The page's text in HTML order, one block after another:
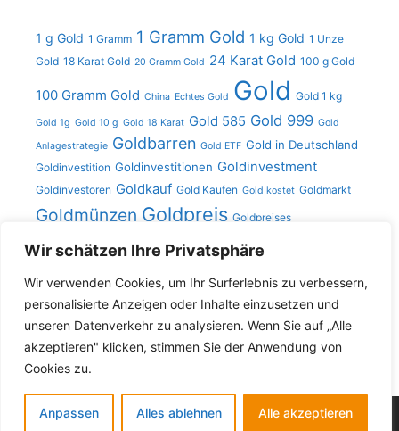
Wir schätzen Ihre Privatsphäre
Wir verwenden Cookies, um Ihr Surferlebnis zu verbessern,
personalisierte Anzeigen oder Inhalte einzusetzen und
unseren Datenverkehr zu analysieren. Wenn Sie auf „Alle
akzeptieren" klicken, stimmen Sie der Anwendung von
Cookies zu.
Anpassen Alles ablehnen Alle akzeptieren
1 g Gold 1 Gramm 1 Gramm Gold 1 kg Gold 1 Unze
Gold 18 Karat Gold 20 Gramm Gold 24 Karat Gold 100 g Gold
100 Gramm Gold China Echtes Gold Gold Gold 1 kg
Gold 1g Gold 10 g Gold 18 Karat Gold 585 Gold 999 Gold
Anlagestrategie Goldbarren Gold ETF Gold in Deutschland
Goldinvestition Goldinvestitionen Goldinvestment
Goldinvestoren Goldkauf Gold Kaufen Gold kostet Goldmarkt
Goldmünzen Goldpreis Goldpreises
Goldschmuck
Gold verkaufen Gramm
Search
for:
© 2026 Goldsammler • Built with GeneratePress